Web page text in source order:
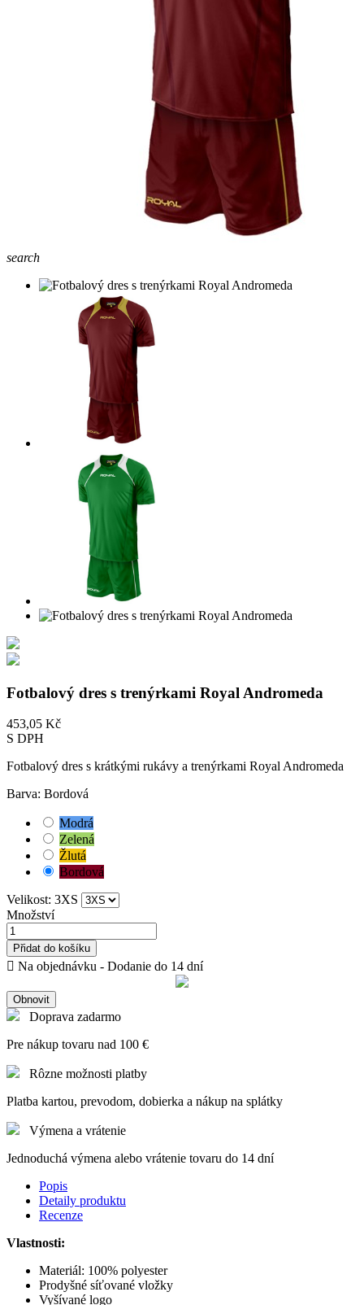
search
Fotbalový dres s trenýrkami Royal Andromeda
453,05 Kč
S DPH
Fotbalový dres s krátkými rukávy a trenýrkami Royal Andromeda
Barva: Bordová
Modrá
Zelená
Žlutá
Bordová
Velikost: 3XS
Množství
Přidat do košíku
 Na objednávku - Dodanie do 14 dní
Doprava zadarmo
Pre nákup tovaru nad 100 €
Rôzne možnosti platby
Platba kartou, prevodom, dobierka a nákup na splátky
Výmena a vrátenie
Jednoduchá výmena alebo vrátenie tovaru do 14 dní
Popis
Detaily produktu
Recenze
Vlastnosti:
Materiál: 100% polyester
Prodyšné síťované vložky
Vyšívané logo